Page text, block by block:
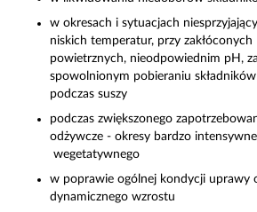
w okresach i sytuacjach
niskich temperatur, przy
powietrznych, nieodpowiednim pH,
spowolnionym pobieraniu
podczas suszy
podczas zwiększonego
odżywcze - okresy bardzo
wegetatywnego
w poprawie ogólnej kondycji uprawy
dynamicznego wzrostu